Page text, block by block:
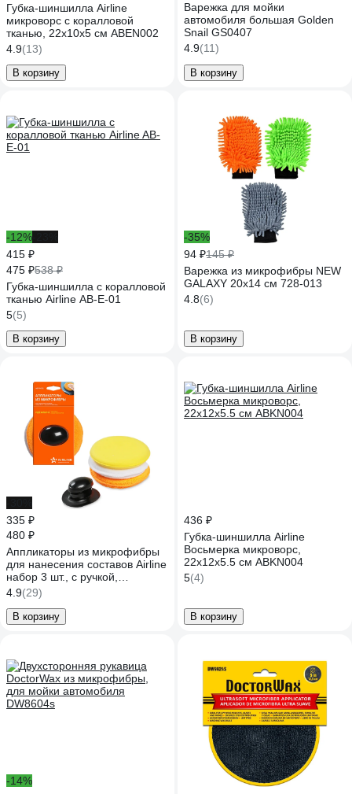
Губка-шиншилла Airline
микроворс с коралловой
тканью, 22х10х5 см ABEN002
4.9(13)
В корзину
Варежка для мойки
автомобиля большая Golden
Snail GS0407
4.9(11)
В корзину
-12%
415 ₽
475 ₽538 ₽
Губка-шиншилла с коралловой
тканью Airline AB-E-01
5(5)
В корзину
-35%
94 ₽145 ₽
Варежка из микрофибры NEW
GALAXY 20x14 см 728-013
4.8(6)
В корзину
335 ₽
480 ₽
Аппликаторы из микрофибры
для нанесения составов Airline
набор 3 шт., с ручкой,
12.5х12.5 см ABPN002
4.9(29)
В корзину
436 ₽
Губка-шиншилла Airline
Восьмерка микроворс,
22х12х5.5 см ABKN004
5(4)
В корзину
-14%